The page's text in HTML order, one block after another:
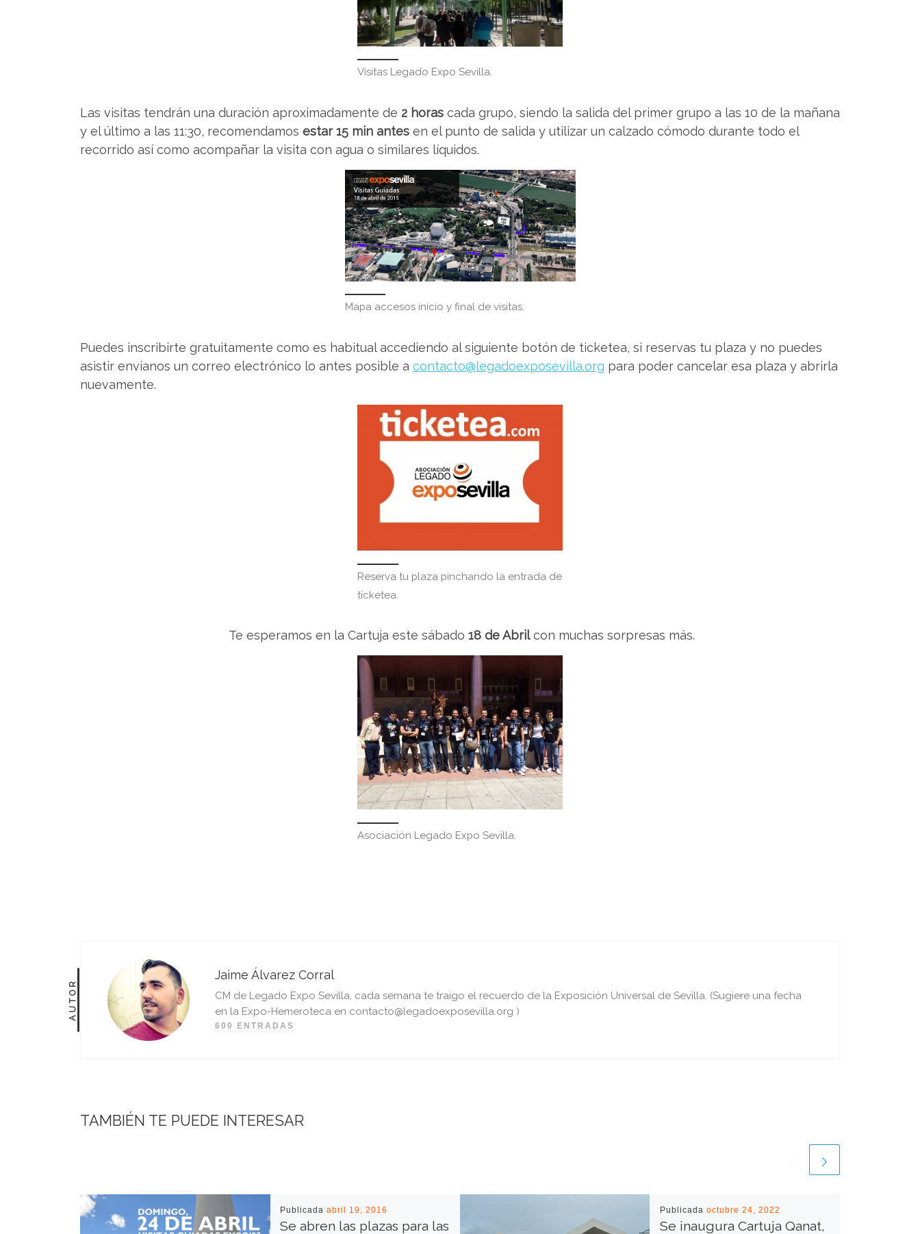
Visitas Legado Expo Sevilla.
Las visitas tendrán una duración aproximadamente de 2 horas cada grupo, siendo la salida del primer grupo a las 10 de la mañana
y el último a las 11:30, recomendamos estar 15 min antes en el punto de salida y utilizar un calzado cómodo durante todo el
recorrido así como acompañar la visita con agua o similares líquidos.
Mapa accesos inicio y final de visitas.
Puedes inscribirte gratuitamente como es habitual accediendo al siguiente botón de ticketea, si reservas tu plaza y no puedes
asistir envíanos un correo electrónico lo antes posible a contacto@legadoexposevilla.org para poder cancelar esa plaza y abrirla
nuevamente.
Reserva tu plaza pinchando la entrada de
ticketea.
Te esperamos en la Cartuja este sábado 18 de Abrilcon muchas sorpresas más.
Asociación Legado Expo Sevilla.
AUTOR
Jaime Álvarez Corral
CM de Legado Expo Sevilla, cada semana te traigo el recuerdo de la Exposición Universal de Sevilla. (Sugiere una fecha
en la Expo-Hemeroteca en contacto@legadoexposevilla.org )
600 ENTRADAS
TAMBIÉN TE PUEDE INTERESAR
Publicada abril 19, 2016
Se abren las plazas para las
Publicada octubre 24, 2022
Se inaugura Cartuja Qanat,